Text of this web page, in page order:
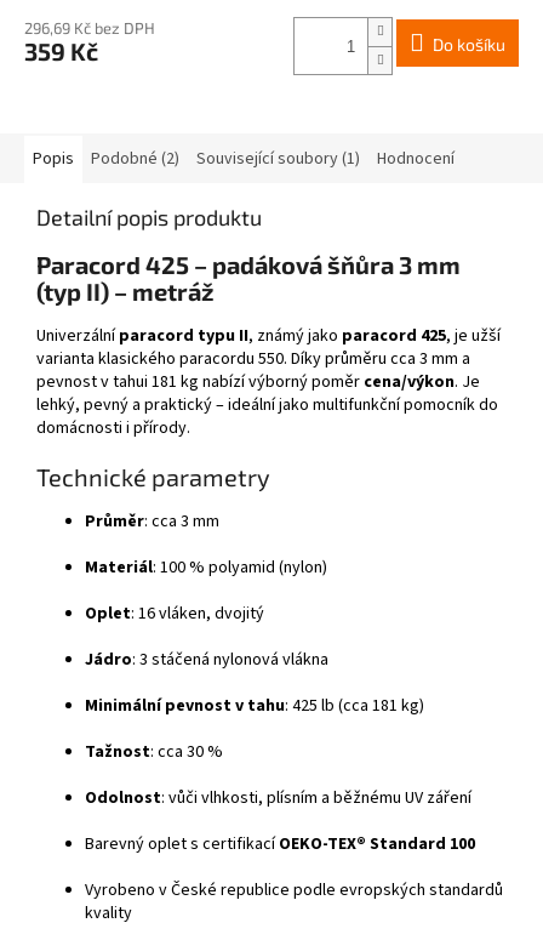
296,69 Kč bez DPH
359 Kč Do košíku
Popis Podobné (2) Související soubory (1) Hodnocení
Detailní popis produktu
Paracord 425 – padáková šňůra 3 mm
(typ II) – metráž
Univerzálníparacord typu II, známý jako paracord 425, je užší
varianta klasického paracordu 550. Díky průměru cca 3 mm a
pevnost v tahui 181 kg nabízí výborný poměr cena/výkon. Je
lehký, pevný a praktický – ideální jako multifunkční pomocník do
domácnosti i přírody.
Technické parametry
Průměr: cca 3 mm
Materiál: 100 % polyamid (nylon)
Oplet: 16 vláken, dvojitý
Jádro: 3 stáčená nylonová vlákna
Minimální pevnost v tahu: 425 lb (cca 181 kg)
Tažnost: cca 30 %
Odolnost: vůči vlhkosti, plísním a běžnému UV záření
Barevný oplet s certifikacíOEKO-TEX® Standard 100
Vyrobeno v České republice podle evropských standardů
kvality